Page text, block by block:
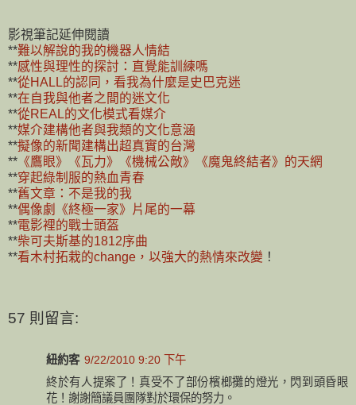
影視筆記延伸閱讀
**難以解說的我的機器人情結
**感性與理性的探討：直覺能訓練嗎
**從HALL的認同，看我為什麼是史巴克迷
**在自我與他者之間的迷文化
**從REAL的文化模式看媒介
**媒介建構他者與我類的文化意涵
**擬像的新聞建構出超真實的台灣
** 《鷹眼》《瓦力》《機械公敵》《魔鬼終結者》的天網
**穿起綠制服的熱血青春
**舊文章：不是我的我
**偶像劇《終極一家》片尾的一幕
**電影裡的戰士頭盔
**柴可夫斯基的1812序曲
**看木村拓栽的change，以強大的熱情來改變 ！
57 則留言:
紐約客 9/22/2010 9:20 下午
終於有人提案了！真受不了部份檳榔攤的燈光，閃到頭昏眼
花！謝謝簡議員團隊對於環保的努力。